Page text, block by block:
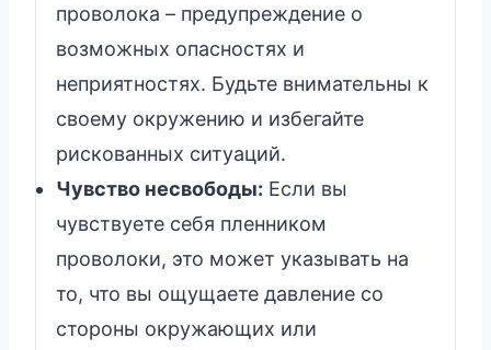
проволока – предупреждение о
возможных опасностях и
неприятностях. Будьте внимательны к
своему окружению и избегайте
рискованных ситуаций.
Чувство несвободы: Если вы
чувствуете себя пленником
проволоки, это может указывать на
то, что вы ощущаете давление со
стороны окружающих или